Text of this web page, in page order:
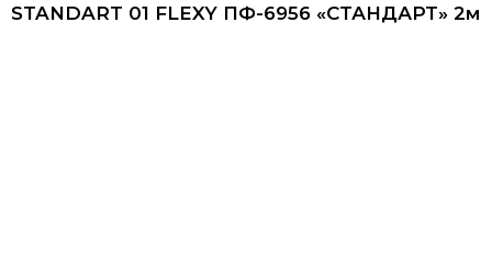
STANDART 01 FLEXY ПФ-6956 «СТАНДАРТ» 2м